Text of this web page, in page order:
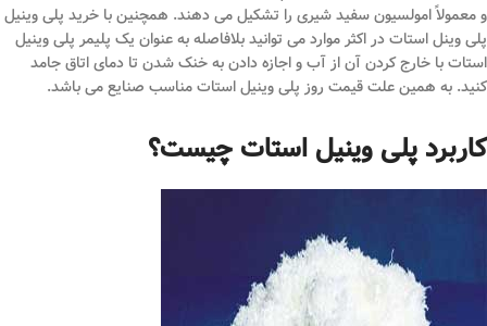
و معمولاً امولسیون سفید شیری را تشکیل می دهند. همچنین با خرید پلی وینیل
پلی وینل استات در اکثر موارد می توانید بلافاصله به عنوان یک پلیمر پلی وینیل
استات با خارج کردن آن از آب و اجازه دادن به خنک شدن تا دمای اتاق جامد
کنید. به همین علت قیمت روز پلی وینیل استات مناسب صنایع می باشد.
کاربرد پلی وینیل استات چیست؟